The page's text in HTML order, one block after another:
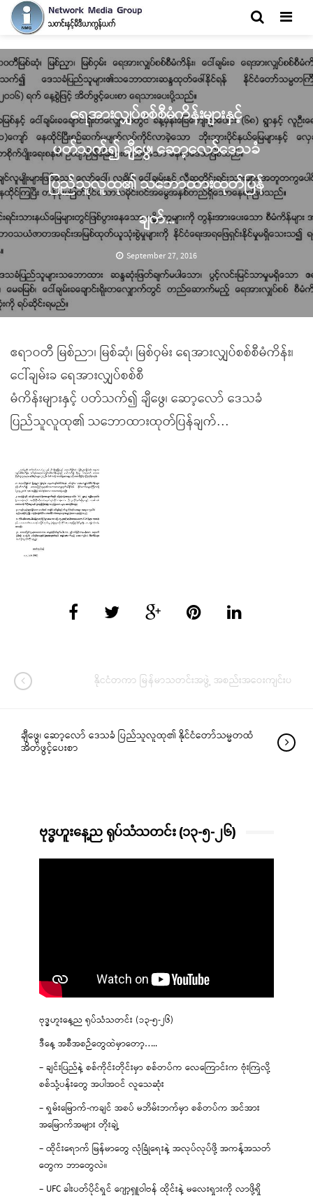
ရေအားလျှပ်စစ်စီမံကိန်းများနှင့်
ပတ်သက်၍ ချီဖွေ၊ ဆော့လော်ဒေသခံ
ပြည်သူလူထု၏ သဘောထားထုတ်ပြန်
ချက်...
September 27, 2016
ဧရာဝတီ မြစ်ညာ၊ မြစ်ဆုံ၊ မြစ်ဝှမ်း ရေအားလျှပ်စစ်စီမံကိန်း၊
ငေါ်ချမ်းခ ရေအားလျှပ်စစ်စီ
မံကိန်းများနှင့် ပတ်သက်၍ ချီဖွေ၊ ဆော့လော် ဒေသခံ
ပြည်သူလူထု၏ သဘောထားထုတ်ပြန်ချက်…
နိုငငံတကာ မြန်မာသတင်းအဖွဲ့ အစည်းအဝေးကျင်းပ
ချီဖွေ၊ ဆော့လော် ဒေသခံ ပြည်သူလူထု၏ နိုင်ငံတော်သမ္မတထံ
အိတ်ဖွင့်ပေးစာ
ဗုဒ္ဓဟူးနေ့ည ရုပ်သံသတင်း (၁၃-၅-၂၆)
ဗုဒ္ဓဟူးနေ့ည ရုပ်သံသတင်း (၁၃-၅-၂၆)
ဒီနေ့ အစီအစဉ်တွေထဲမှာတော့…..
– ချင်းပြည်နဲ့ စစ်ကိုင်းတိုင်းမှာ စစ်တပ်က လေကြောင်းက ဗုံးကြဲလို့
စစ်သုံ့ပန်းတွေ အပါအဝင် လူသေဆုံး
– ရှမ်းမြောက်-ကချင် အစပ် မဘိမ်းဘက်မှာ စစ်တပ်က အင်အား
အမြောက်အများ တိုးချဲ့
– ထိုင်းရောက် မြန်မာတွေ လုံခြုံရေးနဲ့ အလုပ်လုပ်ဖို့ အကန့်အသတ်
တွေက ဘာတွေလဲ။
– UFC ခါးပတ်ပိုင်ရှင် ဂျော့ရှူဝါဗန် ထိုင်းနဲ့ မလေးရှားကို လာဖို့ရှိ